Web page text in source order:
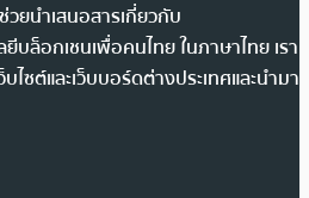
ยนำเสนอสารเกี่ยวกับ
บล็อกเชนเพื่อคนไทย ในภาษาไทย เรา
ซต์และเว็บบอร์ดต่างประเทศและนำมา